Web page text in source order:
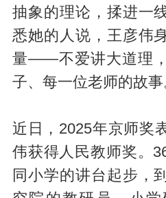
抽象的理论，揉进一
悉她的人说，王彦伟
量——不爱讲大道理
子、每一位老师的故事
近日，2025年京师奖
伟获得人民教师奖。
同小学的讲台起步，